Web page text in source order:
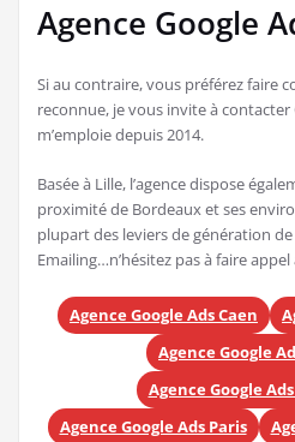
Agence Google
Si au contraire, vous préférez faire
reconnue, je vous invite à contacter
m’emploie depuis 2014.
Basée à Lille, l’agence dispose
proximité de Bordeaux et ses
plupart des leviers de génération de
Emailing…n’hésitez pas à faire appel
Agence Google Ads Caen
Agence Google
Agence Google
Agence Google Ads Paris